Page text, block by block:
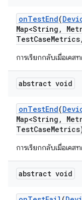
onTestEnd(
Map<String ,
TestCaseMetrics,
การเรียกกลับเมื่อเคส
abstract void
onTestEnd(
Map<String ,
TestCase
การเรียกกลับเมื่อเคส
abstract void